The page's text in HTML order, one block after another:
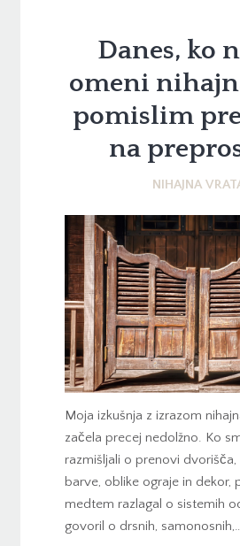
Danes, ko
omeni
pomislim
na
NIHAJNA
Moja izkušnja z izrazom
začela precej nedolžno. Ko
razmišljali o prenovi dvorišča,
barve, oblike ograje in dekor,
medtem razlagal o sistemih
govoril o drsnih,